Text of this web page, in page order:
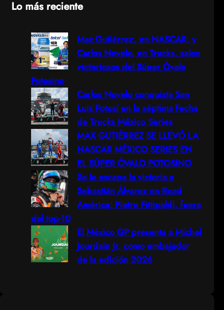
Lo más reciente
Max Gutiérrez, en NASCAR, y
Carlos Novelo, en Trucks, salen
victoriosos del Súper Óvalo
Potosino
Carlos Novelo conquista San
Luis Potosí en la séptima Fecha
de Trucks México Series
MAX GUTIÉRREZ SE LLEVÓ LA
NASCAR MÉXICO SERIES EN
EL SÚPER ÓVALO POTOSINO
Se le escapa la victoria a
Sebastián Álvarez en Road
América; Pietro Fittipaldi, fuera
del top-10
El México GP presenta a Michel
Jourdain Jr. como embajador
de la edición 2026